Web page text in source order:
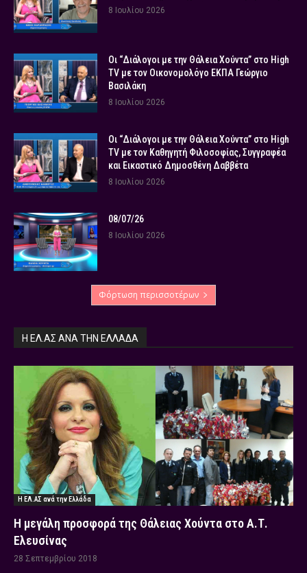
8 Ιουλίου 2026
Οι “Διάλογοι με την Θάλεια Χούντα” στο High
TV με τον Οικονομολόγο ΕΚΠΑ Γεώργιο
Βασιλάκη
8 Ιουλίου 2026
Οι “Διάλογοι με την Θάλεια Χούντα” στο High
TV με τον Καθηγητή Φιλοσοφίας, Συγγραφέα
και Εικαστικό Δημοσθένη Δαββέτα
8 Ιουλίου 2026
08/07/26
8 Ιουλίου 2026
Φόρτωση περισσοτέρων
Η ΕΛ.ΑΣ ΑΝΆ ΤΗΝ ΕΛΛΆΔΑ
Η ΕΛ.ΑΣ ανά την Ελλάδα
Η μεγάλη προσφορά της Θάλειας Χούντα στο Α.Τ.
Ελευσίνας
28 Σεπτεμβρίου 2018